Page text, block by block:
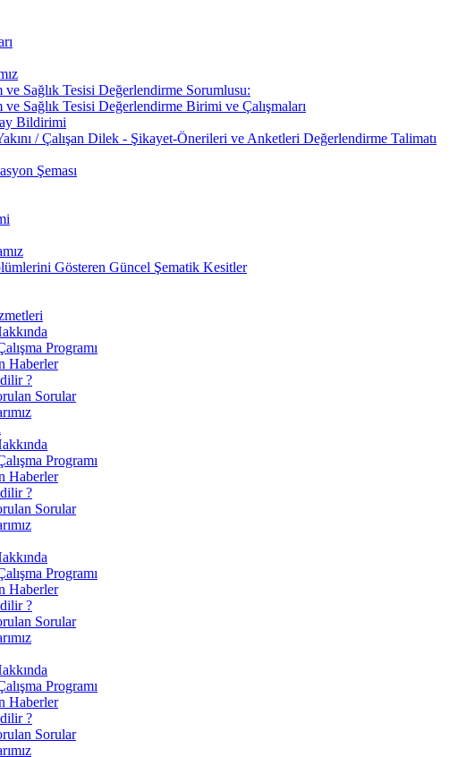
Sağlık Tesisi Değerlendirme Sorumlusu:
Sağlık Tesisi Değerlendirme Birimi ve Çalışmaları
Bildirimi
/ Çalışan Dilek - Şikayet-Önerileri ve Anketleri Değerlendirme Talimatı
Şeması
Gösteren Güncel Şematik Kesitler
Programı
Haberler
?
Sorular
Programı
Haberler
?
Sorular
Programı
Haberler
?
Sorular
Programı
Haberler
?
Sorular